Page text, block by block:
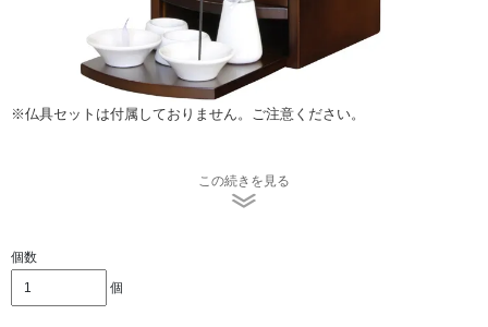
※仏具セットは付属しておりません。ご注意ください。
メモリアルBOXの中には、「4寸」までの骨壺が入ります。
この続きを見る
個数
個